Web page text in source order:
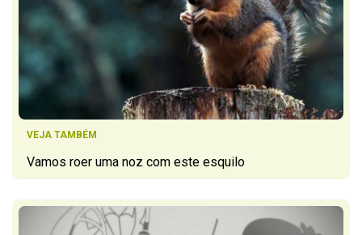
VEJA TAMBÉM
Vamos roer uma noz com este esquilo